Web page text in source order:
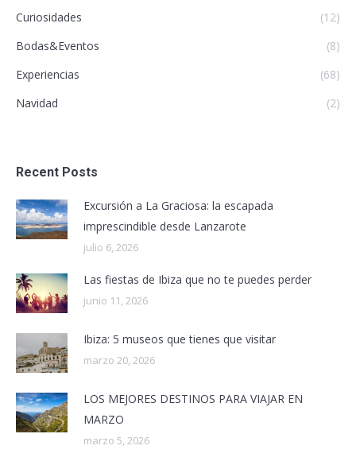
Curiosidades
(12)
Bodas&Eventos
(8)
Experiencias
(68)
Navidad
(2)
Recent Posts
Excursión a La Graciosa: la escapada
imprescindible desde Lanzarote
julio 6, 2026
Las fiestas de Ibiza que no te puedes perder
junio 11, 2026
Ibiza: 5 museos que tienes que visitar
marzo 20, 2026
LOS MEJORES DESTINOS PARA VIAJAR EN
MARZO
marzo 5, 2026